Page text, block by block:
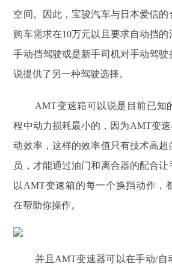
空间。因此，宝骏汽车与日本爱信
购车需求在10万元以且要求自动挡
手动挡驾驶或是新手司机对手动驾
说提供了另一种驾驶选择。
AMT变速箱可以说是目前已知
程中动力损耗最小的，因为AMT变
动效率，这样的效率值只有技术高
员，才能通过油门和离合器的配合
以AMT变速箱的每一个换挡动作，
在帮助你操作。
并且AMT变速器可以在手动/自